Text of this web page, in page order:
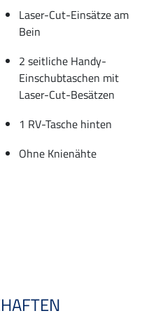
Laser-Cut-Einsätze am
Bein
2 seitliche Handy-
Einschubtaschen mit
Laser-Cut-Besätzen
1 RV-Tasche hinten
Ohne Knienähte